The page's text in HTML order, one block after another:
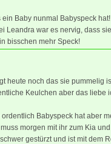
Baby nunmal Babyspeck hat!
Leandra war es nervig, dass
bisschen mehr Speck!
heute noch das sie pummelig
Keulchen aber das liebe
Babyspeck hat aber
morgen mit ihr zum Kia
gestürzt und ist mit dem